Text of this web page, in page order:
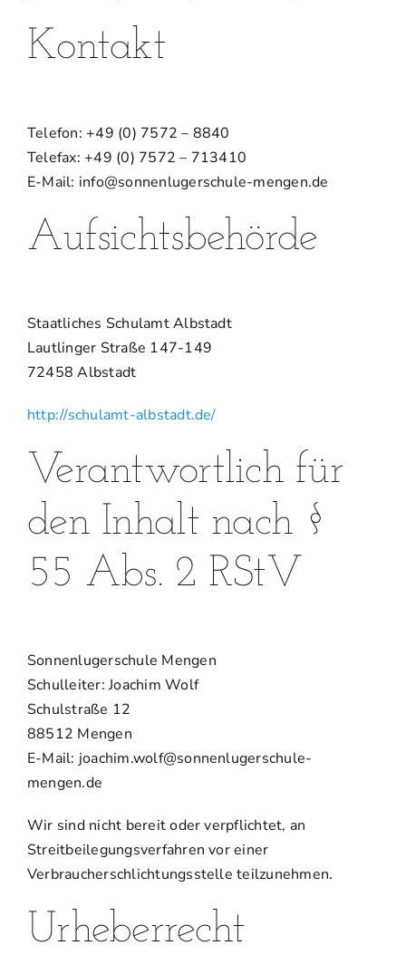
Kontakt
Telefon: +49 (0) 7572 – 8840
Telefax: +49 (0) 7572 – 713410
E-Mail: info@sonnenlugerschule-mengen.de
Aufsichtsbehörde
Staatliches Schulamt Albstadt
Lautlinger Straße 147-149
72458 Albstadt
http://schulamt-albstadt.de/
Verantwortlich für
den Inhalt nach §
55 Abs. 2 RStV
Sonnenlugerschule Mengen
Schulleiter: Joachim Wolf
Schulstraße 12
88512 Mengen
E-Mail: joachim.wolf@sonnenlugerschule-
mengen.de
Wir sind nicht bereit oder verpflichtet, an
Streitbeilegungsverfahren vor einer
Verbraucherschlichtungsstelle teilzunehmen.
Urheberrecht